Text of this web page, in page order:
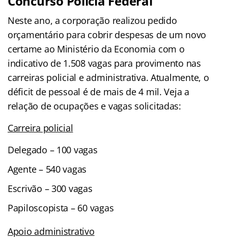
Neste ano, a corporação realizou pedido
orçamentário para cobrir despesas de um novo
certame ao Ministério da Economia com o
indicativo de 1.508 vagas para provimento nas
carreiras policial e administrativa. Atualmente, o
déficit de pessoal é de mais de 4 mil. Veja a
relação de ocupações e vagas solicitadas:
Carreira policial
Delegado – 100 vagas
Agente – 540 vagas
Escrivão – 300 vagas
Papiloscopista – 60 vagas
Apoio administrativo